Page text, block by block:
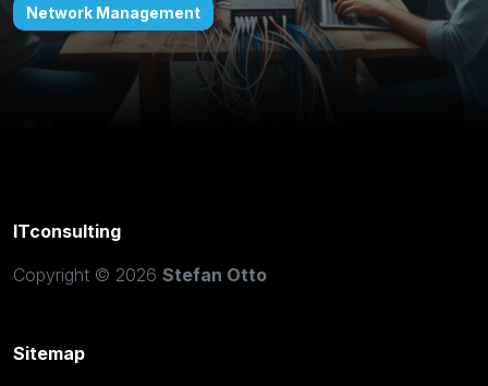
Infrastruktur und Prozesse zu optimieren.
Network Management
Software Development
Services Onsite & Remote
Certifications
IT-Lab Traningscenter
ITconsulting
Copyright © 2026 Stefan Otto
Sitemap